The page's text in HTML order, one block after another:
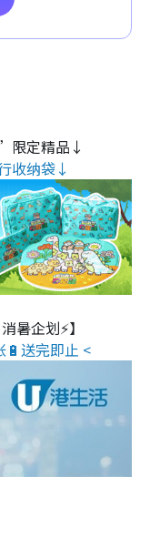
限定精品↓
收纳袋↓
暑企划⚡】
🔋送完即止 <